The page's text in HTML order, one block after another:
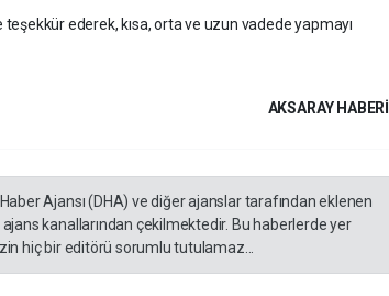
ederek, kısa, orta ve uzun vadede yapmayı
AKSARAY HABERİ
Ajansı (DHA) ve diğer ajanslar tarafından eklenen
kanallarından çekilmektedir. Bu haberlerde yer
hiç bir editörü sorumlu tutulamaz...